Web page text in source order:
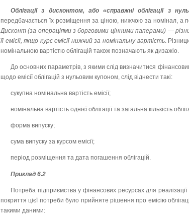
Облігації з дисконтом, або «справжні облігації з
передбачається їх розміщення за ціною, нижчою за номінал,
Дисконт (за операціями з борговими цінними паперами) —
її емісії, якщо курс емісії нижчий за номінальну вартість.
номінальною вартістю облігацій також позначають як дизажіо.
До основних параметрів, з якими слід визначитися
щодо емісії облігацій з нульовим купоном, слід віднести такі:
сукупна номінальна вартість емісії;
номінальна вартість однієї облігації та загальна кількість
форма випуску;
сума випуску за курсом емісії;
період розміщення та дата погашення облігацій.
Приклад 6.2
Потреба підприємства у фінансових ресурсах для
покриття цієї потреби було прийняте рішення про емісію
такими даними: